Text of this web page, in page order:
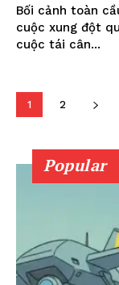
Bối cảnh toàn
cuộc xung đột
cuộc tái cân...
1 2
Popular